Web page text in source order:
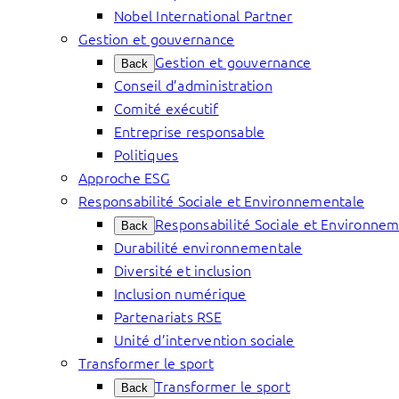
Nobel International Partner
Gestion et gouvernance
Back Gestion et gouvernance
Conseil d’administration
Comité exécutif
Entreprise responsable
Politiques
Approche ESG
Responsabilité Sociale et Environnementale
Back Responsabilité Sociale et
Durabilité environnementale
Diversité et inclusion
Inclusion numérique
Partenariats RSE
Unité d’intervention sociale
Transformer le sport
Back Transformer le sport